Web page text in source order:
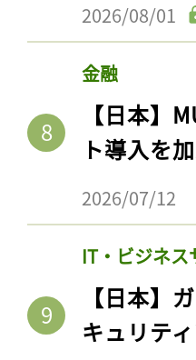
2026/08/01
金融
【日本】
ト導入を
2026/07/12
IT・ビジネス
【日本】
キュリテ
記事